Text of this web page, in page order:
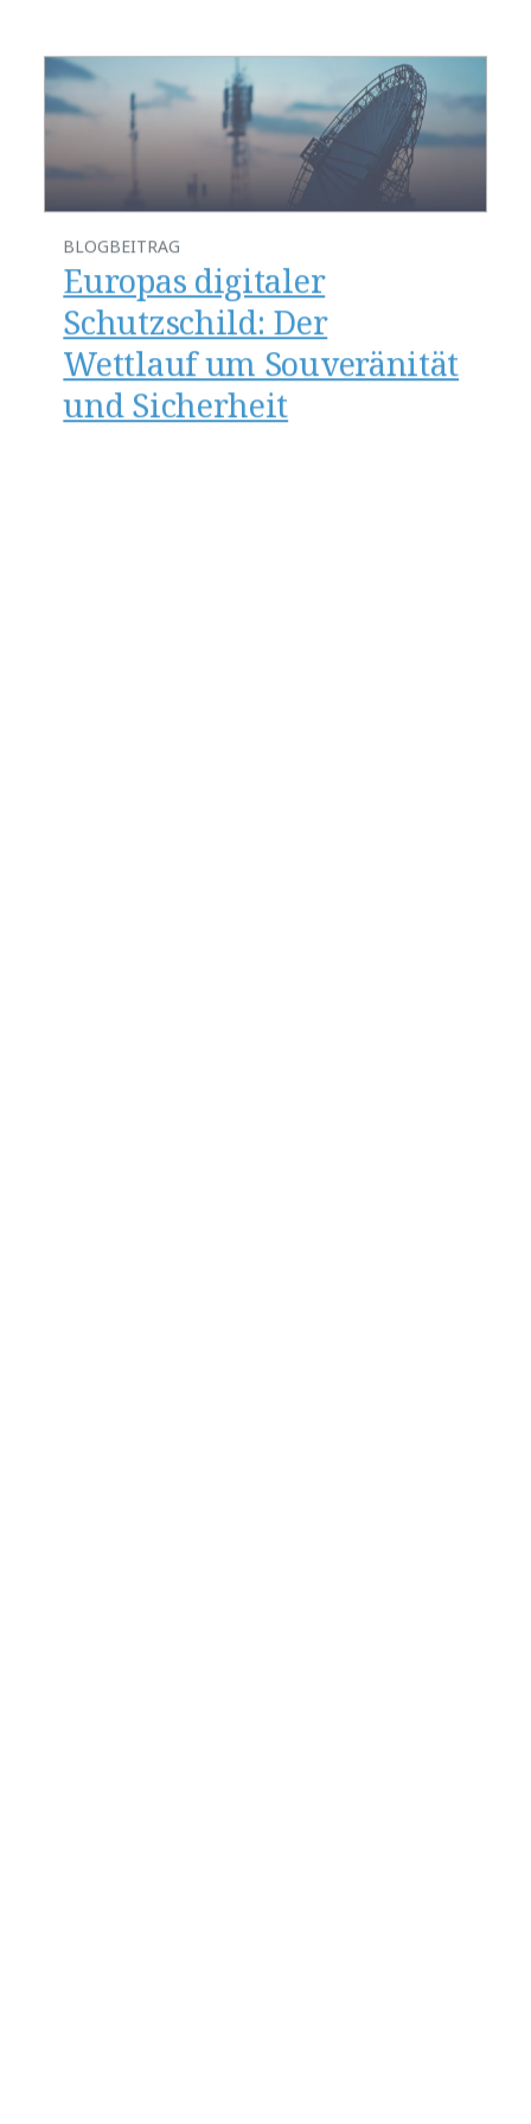
BLOGBEITRAG
​​Europas digitaler
Schutzschild: Der
Wettlauf um Souveränität
und Sicherheit​